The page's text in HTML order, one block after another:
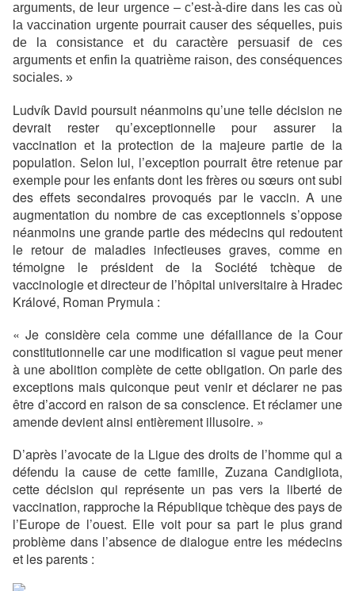
arguments, de leur urgence – c’est-à-dire dans les cas où
la vaccination urgente pourrait causer des séquelles, puis
de la consistance et du caractère persuasif de ces
arguments et enfin la quatrième raison, des conséquences
sociales. »
Ludvík David poursuit néanmoins qu’une telle décision ne
devrait rester qu’exceptionnelle pour assurer la
vaccination et la protection de la majeure partie de la
population. Selon lui, l’exception pourrait être retenue par
exemple pour les enfants dont les frères ou sœurs ont subi
des effets secondaires provoqués par le vaccin. A une
augmentation du nombre de cas exceptionnels s’oppose
néanmoins une grande partie des médecins qui redoutent
le retour de maladies infectieuses graves, comme en
témoigne le président de la Société tchèque de
vaccinologie et directeur de l’hôpital universitaire à Hradec
Králové, Roman Prymula :
« Je considère cela comme une défaillance de la Cour
constitutionnelle car une modification si vague peut mener
à une abolition complète de cette obligation. On parle des
exceptions mais quiconque peut venir et déclarer ne pas
être d’accord en raison de sa conscience. Et réclamer une
amende devient ainsi entièrement illusoire. »
D’après l’avocate de la Ligue des droits de l’homme qui a
défendu la cause de cette famille, Zuzana Candigliota,
cette décision qui représente un pas vers la liberté de
vaccination, rapproche la République tchèque des pays de
l’Europe de l’ouest. Elle voit pour sa part le plus grand
problème dans l’absence de dialogue entre les médecins
et les parents :